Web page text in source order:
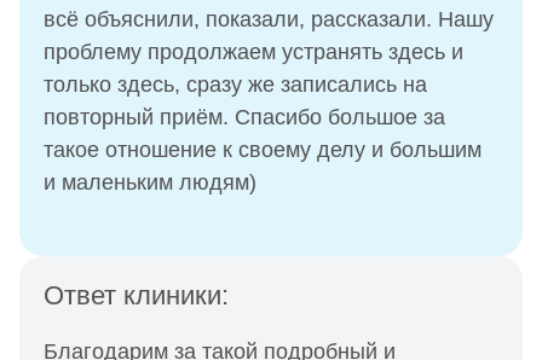
всё объяснили, показали, рассказали. Нашу
проблему продолжаем устранять здесь и
только здесь, сразу же записались на
повторный приём. Спасибо большое за
такое отношение к своему делу и большим
и маленьким людям)
Ответ клиники:
Благодарим за такой подробный и